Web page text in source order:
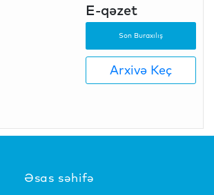
E-qəzet
Son Buraxılış
Arxivə Keç
Əsas səhifə